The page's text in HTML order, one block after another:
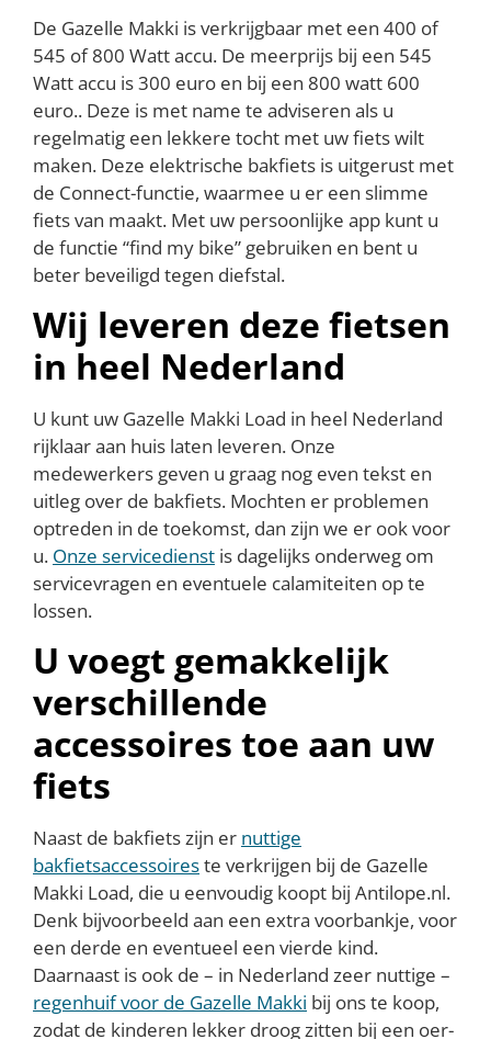
De Gazelle Makki is verkrijgbaar met een 400 of
545 of 800 Watt accu. De meerprijs bij een 545
Watt accu is 300 euro en bij een 800 watt 600
euro.. Deze is met name te adviseren als u
regelmatig een lekkere tocht met uw fiets wilt
maken. Deze elektrische bakfiets is uitgerust met
de Connect-functie, waarmee u er een slimme
fiets van maakt. Met uw persoonlijke app kunt u
de functie “find my bike” gebruiken en bent u
beter beveiligd tegen diefstal.
Wij leveren deze fietsen
in heel Nederland
U kunt uw Gazelle Makki Load in heel Nederland
rijklaar aan huis laten leveren. Onze
medewerkers geven u graag nog even tekst en
uitleg over de bakfiets. Mochten er problemen
optreden in de toekomst, dan zijn we er ook voor
u. Onze servicedienst is dagelijks onderweg om
servicevragen en eventuele calamiteiten op te
lossen.
U voegt gemakkelijk
verschillende
accessoires toe aan uw
fiets
Naast de bakfiets zijn er nuttige
bakfietsaccessoireste verkrijgen bij de Gazelle
Makki Load, die u eenvoudig koopt bij Antilope.nl.
Denk bijvoorbeeld aan een extra voorbankje, voor
een derde en eventueel een vierde kind.
Daarnaast is ook de – in Nederland zeer nuttige –
regenhuif voor de Gazelle Makki bij ons te koop,
zodat de kinderen lekker droog zitten bij een oer-